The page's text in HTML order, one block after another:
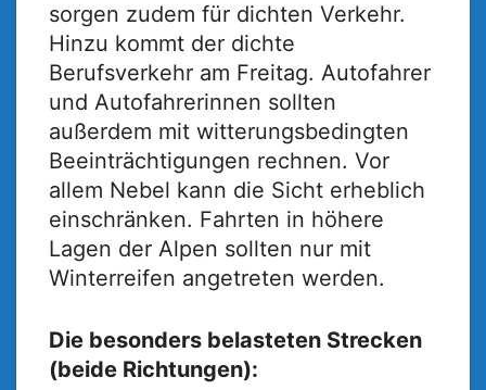
sorgen zudem für dichten Verkehr.
Hinzu kommt der dichte
Berufsverkehr am Freitag. Autofahrer
und Autofahrerinnen sollten
außerdem mit witterungsbedingten
Beeinträchtigungen rechnen. Vor
allem Nebel kann die Sicht erheblich
einschränken. Fahrten in höhere
Lagen der Alpen sollten nur mit
Winterreifen angetreten werden.
Die besonders belasteten Strecken
(beide Richtungen):